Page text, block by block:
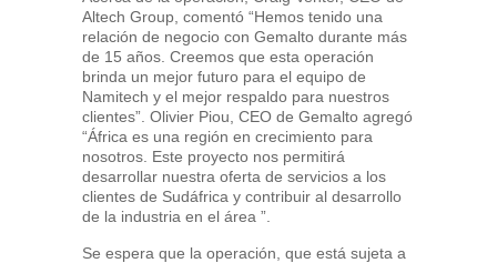
Altech Group, comentó “Hemos tenido una
relación de negocio con Gemalto durante más
de 15 años. Creemos que esta operación
brinda un mejor futuro para el equipo de
Namitech y el mejor respaldo para nuestros
clientes”. Olivier Piou, CEO de Gemalto agregó
“África es una región en crecimiento para
nosotros. Este proyecto nos permitirá
desarrollar nuestra oferta de servicios a los
clientes de Sudáfrica y contribuir al desarrollo
de la industria en el área ”.
Se espera que la operación, que está sujeta a